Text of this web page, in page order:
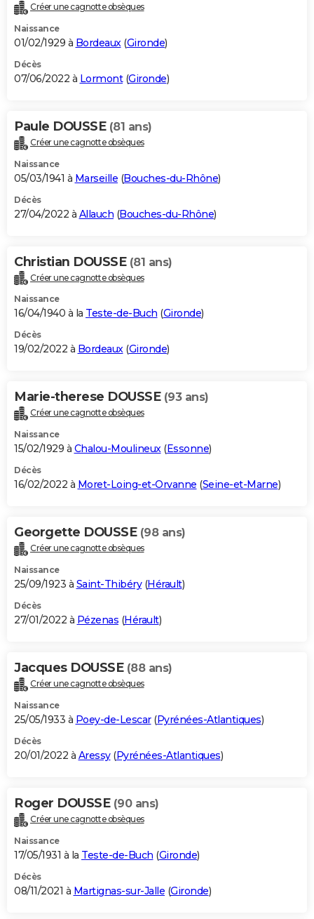
Créer une cagnotte obsèques
Naissance
01/02/1929 à Bordeaux(Gironde)
Décès
07/06/2022 à Lormont(Gironde)
Paule DOUSSE (81 ans)
Créer une cagnotte obsèques
Naissance
05/03/1941 à Marseille (Bouches-du-Rhône)
Décès
27/04/2022 à Allauch (Bouches-du-Rhône)
Christian DOUSSE (81 ans)
Créer une cagnotte obsèques
Naissance
16/04/1940 à la Teste-de-Buch (Gironde)
Décès
19/02/2022 à Bordeaux(Gironde)
Marie-therese DOUSSE (93 ans)
Créer une cagnotte obsèques
Naissance
15/02/1929 à Chalou-Moulineux(Essonne)
Décès
16/02/2022 à Moret-Loing-et-Orvanne (Seine-et-Marne)
Georgette DOUSSE (98 ans)
Créer une cagnotte obsèques
Naissance
25/09/1923 à Saint-Thibéry(Hérault)
Décès
27/01/2022 à Pézenas (Hérault)
Jacques DOUSSE (88 ans)
Créer une cagnotte obsèques
Naissance
25/05/1933 à Poey-de-Lescar(Pyrénées-Atlantiques)
Décès
20/01/2022 à Aressy(Pyrénées-Atlantiques)
Roger DOUSSE (90 ans)
Créer une cagnotte obsèques
Naissance
17/05/1931 à la Teste-de-Buch (Gironde)
Décès
08/11/2021 à Martignas-sur-Jalle (Gironde)